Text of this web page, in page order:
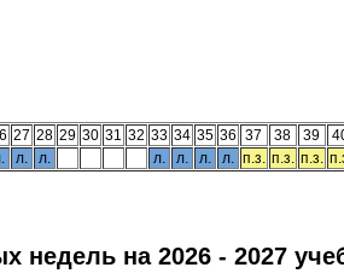
27 28 29 30 31 32 33 34 35 36 37 38 39
л. л. л. л. л. л. п.з. п.з. п.з.
недель на 2026 - 2027